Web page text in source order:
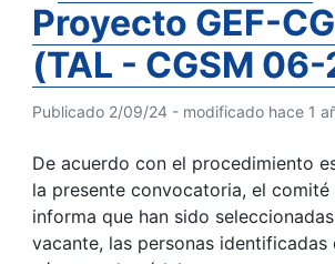
Proyecto GEF-
(TAL - CGSM
Publicado 2/09/24 - modificado hace 1
De acuerdo con el procedimiento
la presente convocatoria, el comité
informa que han sido
vacante, las personas identificadas